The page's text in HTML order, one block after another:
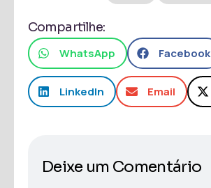
Compartilhe:
WhatsApp Facebook
LinkedIn Email
Deixe um Comentário